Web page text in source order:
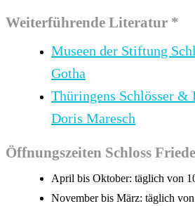
Weiterführende Literatur *
Museen der Stiftung
Gotha
Thüringens Schlösser &
Doris Maresch
Öffnungszeiten Schloss
April bis Oktober: täglich von
November bis März: täglich